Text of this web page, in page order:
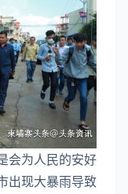
会为人民的安好
出现大暴雨导致